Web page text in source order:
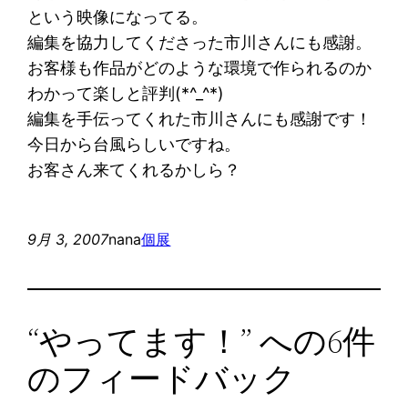
という映像になってる。
編集を協力してくださった市川さんにも感謝。
お客様も作品がどのような環境で作られるのか
わかって楽しと評判(*^_^*)
編集を手伝ってくれた市川さんにも感謝です！
今日から台風らしいですね。
お客さん来てくれるかしら？
9月 3, 2007nana個展
“やってます！” への6件
のフィードバック